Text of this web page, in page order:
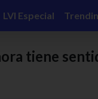
LVI Especial
tiene